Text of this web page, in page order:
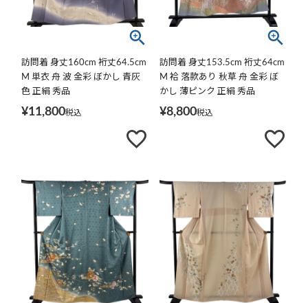
訪問着 身丈160cm 裄丈64.5cm
M 単衣 舟 波 金彩 ぼかし 青灰
色 正絹 秀品
¥11,800税込
訪問着 身丈153.5cm 裄丈64cm
M 袷 落款あり 秋草 舟 金彩 ぼ
かし 薄ピンク 正絹 秀品
¥8,800税込